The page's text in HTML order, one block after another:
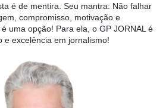
é de mentira. Seu mantra: Não falhar
compromisso, motivação e
uma opção! Para ela, o GP JORNAL é
e excelência em jornalismo!